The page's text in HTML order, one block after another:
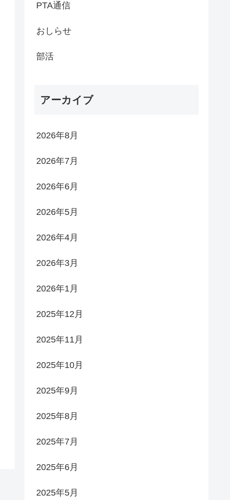
PTA通信
おしらせ
部活
アーカイブ
2026年8月
2026年7月
2026年6月
2026年5月
2026年4月
2026年3月
2026年1月
2025年12月
2025年11月
2025年10月
2025年9月
2025年8月
2025年7月
2025年6月
2025年5月